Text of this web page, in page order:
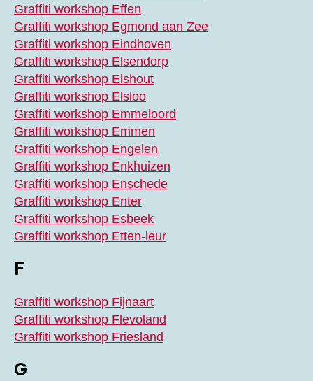
Graffiti workshop Effen
Graffiti workshop Egmond aan Zee
Graffiti workshop Eindhoven
Graffiti workshop Elsendorp
Graffiti workshop Elshout
Graffiti workshop Elsloo
Graffiti workshop Emmeloord
Graffiti workshop Emmen
Graffiti workshop Engelen
Graffiti workshop Enkhuizen
Graffiti workshop Enschede
Graffiti workshop Enter
Graffiti workshop Esbeek
Graffiti workshop Etten-leur
F
Graffiti workshop Fijnaart
Graffiti workshop Flevoland
Graffiti workshop Friesland
G